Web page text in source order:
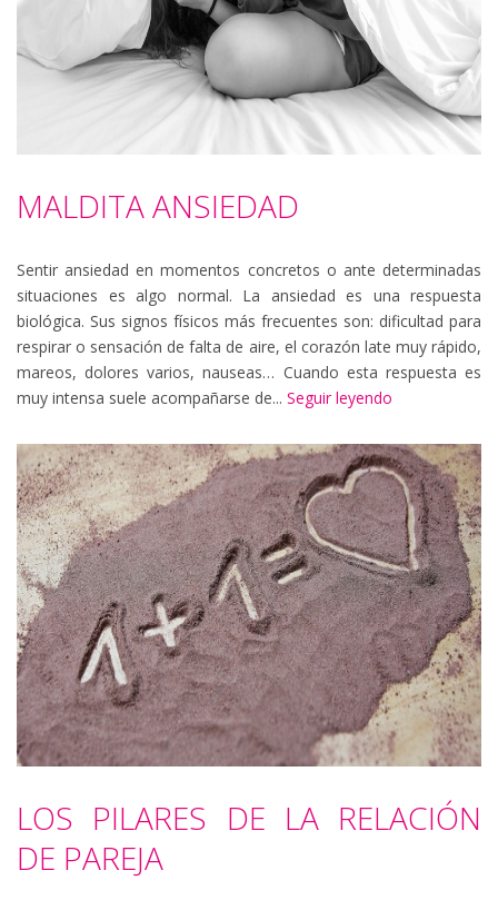
MALDITA ANSIEDAD
Sentir ansiedad en momentos concretos o ante determinadas
situaciones es algo normal. La ansiedad es una respuesta
biológica. Sus signos físicos más frecuentes son: dificultad para
respirar o sensación de falta de aire, el corazón late muy rápido,
mareos, dolores varios, nauseas… Cuando esta respuesta es
muy intensa suele acompañarse de... Seguir leyendo
LOS PILARES DE LA RELACIÓN
DE PAREJA